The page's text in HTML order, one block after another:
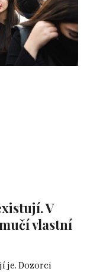
V
vlastní
je. Dozorci